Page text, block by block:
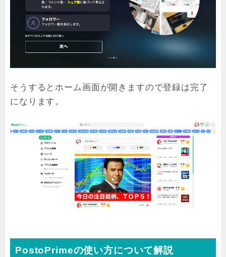
そうするとホーム画面が開きますので登録は完了
になります。
PostoPrimeの使い方について解説